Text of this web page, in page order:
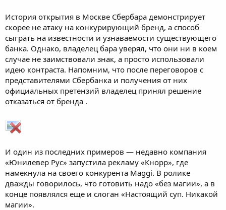
История открытия в Москве Сбербара демонстрирует
скорее не атаку на конкурирующий бренд, а способ
сыграть на известности и узнаваемости существующего
банка. Однако, владелец бара уверял, что они ни в коем
случае не заимствовали знак, а просто использовали
идею контраста. Напомним, что после переговоров с
представителями Сбербанка и получения от них
официальных претензий владелец принял решение
отказаться от бренда .
И один из последних примеров — недавно компания
«Юнилевер Рус» запустила рекламу «Кнорр», где
намекнула на своего конкурента Maggi. В ролике
дважды говорилось, что готовить надо «без магии», а в
конце появлялся еще и слоган «Настоящий суп. Никакой
магии».